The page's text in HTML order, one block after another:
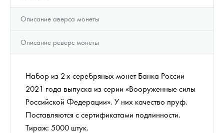
Описание аверса монеты
Описание реверс монеты
Набор из 2-х серебряных монет Банка России
2021 года выпуска из серии «Вооруженные силы
Российской Федерации». У них качество пруф.
Поставляются с сертификатами подлинности.
Тираж: 5000 штук.